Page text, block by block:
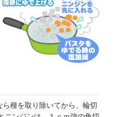
種を取り除いてから、輪切